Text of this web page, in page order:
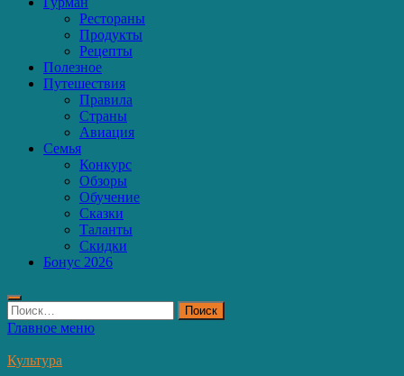
Рестораны
Продукты
Рецепты
Полезное
Путешествия
Правила
Страны
Авиация
Семья
Конкурс
Обзоры
Обучение
Сказки
Таланты
Скидки
Бонус 2026
Найти:
Главное меню
Культура